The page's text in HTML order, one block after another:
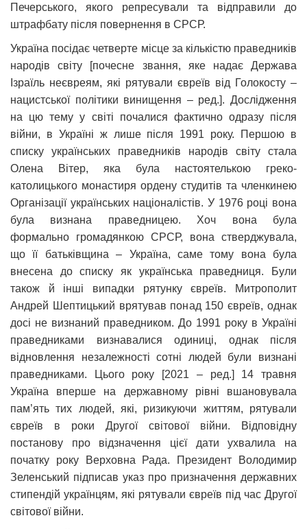
Печерського, якого репресували та відправили до
штрафбату після повернення в СРСР.
Україна посідає четверте місце за кількістю праведників
народів світу [почесне звання, яке надає Держава
Ізраїль неєвреям, які рятували євреїв від Голокосту –
нацистської політики винищення – ред.]. Дослідження
на цю тему у світі почалися фактично одразу після
війни, в Україні ж лише після 1991 року. Першою в
списку українських праведників народів світу стала
Олена Вітер, яка була настоятелькою греко-
католицького монастиря ордену студитів та членкинею
Організації українських націоналістів. У 1976 році вона
була визнана праведницею. Хоч вона була
формально громадянкою СРСР, вона стверджувала,
що її батьківщина – Україна, саме тому вона була
внесена до списку як українська праведниця. Були
також й інші випадки рятунку євреїв. Митрополит
Андрей Шептицький врятував понад 150 євреїв, однак
досі не визнаний праведником. До 1991 року в Україні
праведниками визнавалися одиниці, однак після
відновлення незалежності сотні людей були визнані
праведниками. Цього року [2021 – ред.] 14 травня
Україна вперше на державному рівні вшановувала
пам’ять тих людей, які, ризикуючи життям, рятували
євреїв в роки Другої світової війни. Відповідну
постанову про відзначення цієї дати ухвалила на
початку року Верховна Рада. Президент Володимир
Зеленський підписав указ про призначення державних
стипендій українцям, які рятували євреїв під час Другої
світової війни.